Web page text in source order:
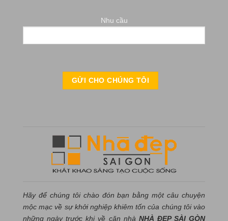
Nhu cầu
Hãy để chúng tôi chào đón bạn bằng một câu chuyện
mộc mạc về sự khởi nghiệp khiêm tốn của chúng tôi vào
những ngày trước khi về căn nhà NHÀ ĐẸP SÀI GÒN